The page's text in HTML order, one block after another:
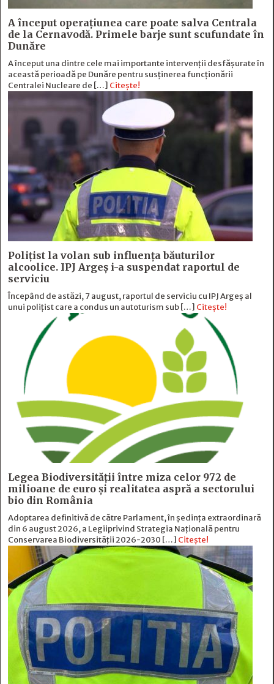
A început operațiunea care poate salva Centrala
de la Cernavodă. Primele barje sunt scufundate în
Dunăre
A început una dintre cele mai importante intervenții desfășurate în
această perioadă pe Dunăre pentru susținerea funcționării
Centralei Nucleare de […] Citește!
Polițist la volan sub influența băuturilor
alcoolice. IPJ Argeș i-a suspendat raportul de
serviciu
Începând de astăzi, 7 august, raportul de serviciu cu IPJ Argeș al
unui polițist care a condus un autoturism sub […] Citește!
Legea Biodiversității între miza celor 972 de
milioane de euro și realitatea aspră a sectorului
bio din România
Adoptarea definitivă de către Parlament, în ședința extraordinară
din 6 august 2026, a Legiiprivind Strategia Națională pentru
Conservarea Biodiversității 2026-2030 […] Citește!